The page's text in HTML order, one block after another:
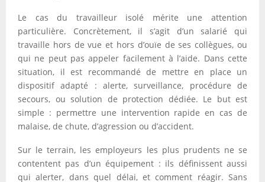
Le cas du travailleur isolé mérite une attention
particulière. Concrètement, il s’agit d’un salarié qui
travaille hors de vue et hors d’ouïe de ses collègues, ou
qui ne peut pas appeler facilement à l’aide. Dans cette
situation, il est recommandé de mettre en place un
dispositif adapté : alerte, surveillance, procédure de
secours, ou solution de protection dédiée. Le but est
simple : permettre une intervention rapide en cas de
malaise, de chute, d’agression ou d’accident.
Sur le terrain, les employeurs les plus prudents ne se
contentent pas d’un équipement : ils définissent aussi
qui alerter, dans quel délai, et comment réagir. Sans